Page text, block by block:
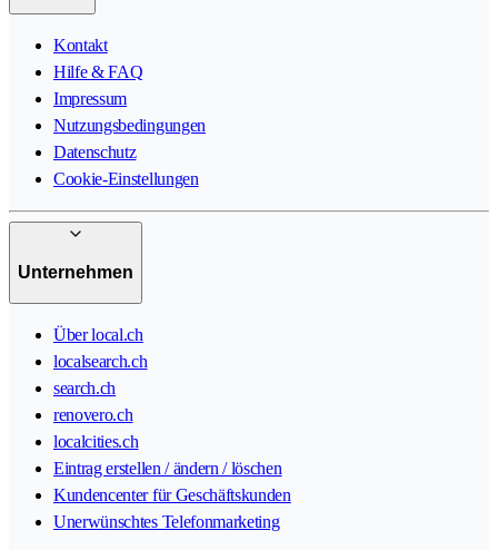
Kontakt
Hilfe & FAQ
Impressum
Nutzungsbedingungen
Datenschutz
Cookie-Einstellungen
Unternehmen
Über local.ch
localsearch.ch
search.ch
renovero.ch
localcities.ch
Eintrag erstellen / ändern / löschen
Kundencenter für Geschäftskunden
Unerwünschtes Telefonmarketing